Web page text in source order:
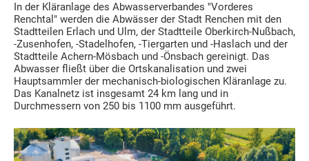
In der Kläranlage des Abwasserverbandes "Vorderes
Renchtal" werden die Abwässer der Stadt Renchen mit den
Stadtteilen Erlach und Ulm, der Stadtteile Oberkirch-Nußbach,
-Zusenhofen, -Stadelhofen, -Tiergarten und -Haslach und der
Stadtteile Achern-Mösbach und -Önsbach gereinigt. Das
Abwasser fließt über die Ortskanalisation und zwei
Hauptsammler der mechanisch-biologischen Kläranlage zu.
Das Kanalnetz ist insgesamt 24 km lang und in
Durchmessern von 250 bis 1100 mm ausgeführt.